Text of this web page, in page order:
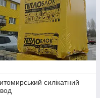
силікатний